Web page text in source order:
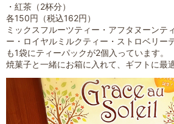
・紅茶（2杯分）
各150円（税込162円）
ミックスフルーツティー・アフタヌーンテ
ー・ロイヤルミルクティー・ストロベリー
も1袋にティーパックが2個入っています。
焼菓子と一緒にお箱に入れて、ギフトに最